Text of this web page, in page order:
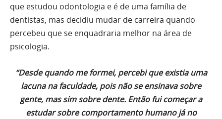
que estudou odontologia e é de uma família de
dentistas, mas decidiu mudar de carreira quando
percebeu que se enquadraria melhor na área de
psicologia.
“Desde quando me formei, percebi que existia uma
lacuna na faculdade, pois não se ensinava sobre
gente, mas sim sobre dente. Então fui começar a
estudar sobre comportamento humano já no